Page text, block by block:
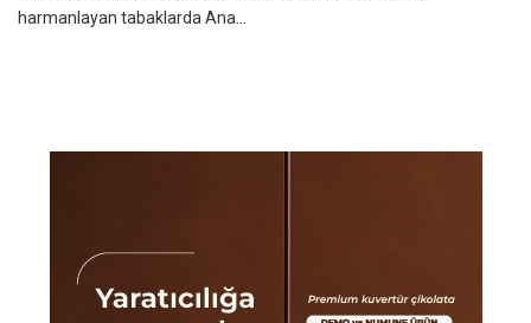
harmanlayan tabaklarda Ana...